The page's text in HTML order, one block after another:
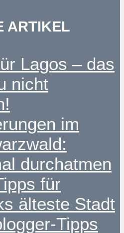
ARTIKEL
Lagos – das
nicht
im
durchatmen
für
älteste Stadt
Tipps